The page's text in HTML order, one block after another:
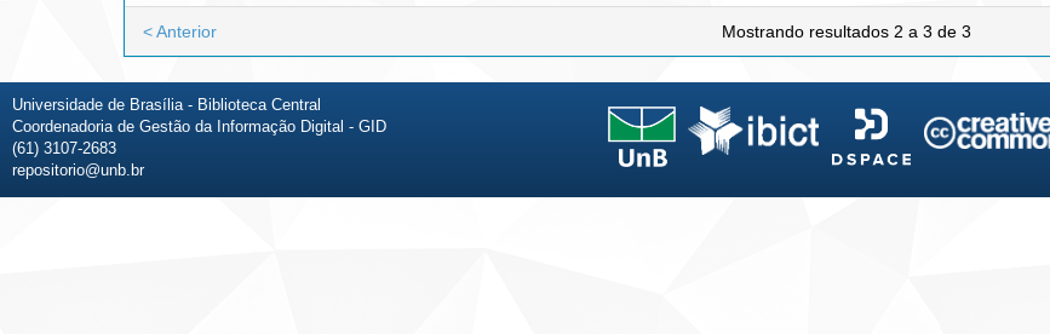
Mostrando resultados 2 a 3 de 3
< Anterior
Universidade de Brasília - Biblioteca Central
Coordenadoria de Gestão da Informação Digital - GID
(61) 3107-2683
repositorio@unb.br